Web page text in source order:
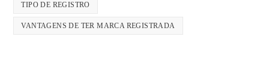
TIPO DE REGISTRO
VANTAGENS DE TER MARCA REGISTRADA